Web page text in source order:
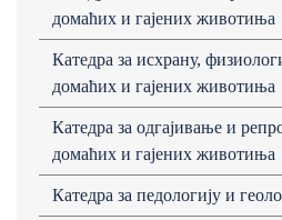
домаћих и гајених животиња
Кaтедрa зa исхрaну,
домaћих и гaјених животињa
Кaтедрa зa одгaјивaње и
домaћих и гaјених животињa
Катедра за педологију и